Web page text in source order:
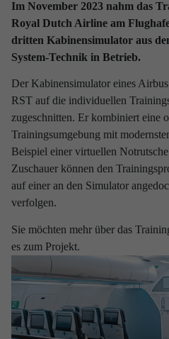
Im November 2023 nahm das
Royal Dutch Airline am
dritten Kabinensimulator aus
System-Technik in Betrieb.
Der Kabinensimulator eines
RST auf die individuellen
zugeschnitten. Er kombiniert eine
Trainingsumgebung mit
Beispiel einer virtuellen
Zuschauer können den
auf einer an den Simulator
verfolgen.
Sie möchten mehr über das
es zum Projekt.
auf einen Blick
Entde­cken Sie die
neuesten Meldungen
RST Rostock System-
Nutzen Sie den Filter um Ihre
erfahren Sie interessante
ZEITRAUM
2026 2025 2024
2020 2019 2018